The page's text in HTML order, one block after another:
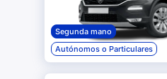
Segunda mano
Autónomos o Particulares